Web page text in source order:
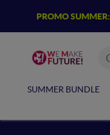
PROMO SUMMER:
SUMMER BUNDLE